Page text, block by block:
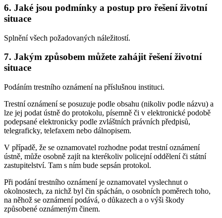
6. Jaké jsou podmínky a postup pro řešení životní
situace
Splnění všech požadovaných náležitostí.
7. Jakým způsobem můžete zahájit řešení životní
situace
Podáním trestního oznámení na příslušnou instituci.
Trestní oznámení se posuzuje podle obsahu (nikoliv podle názvu) a
lze jej podat ústně do protokolu, písemně či v elektronické podobě
podepsané elektronicky podle zvláštních právních předpisů,
telegraficky, telefaxem nebo dálnopisem.
V případě, že se oznamovatel rozhodne podat trestní oznámení
ústně, může osobně zajít na kterékoliv policejní oddělení či státní
zastupitelství. Tam s ním bude sepsán protokol.
Při podání trestního oznámení je oznamovatel vyslechnut o
okolnostech, za nichž byl čin spáchán, o osobních poměrech toho,
na něhož se oznámení podává, o důkazech a o výši škody
způsobené oznámeným činem.